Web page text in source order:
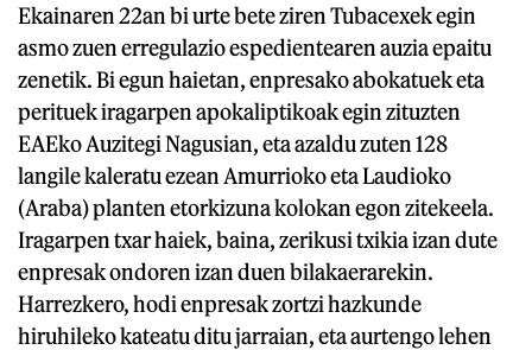
Ekainaren 22an bi urte bete ziren Tubacexek egin
asmo zuen erregulazio espedientearen auzia epaitu
zenetik. Bi egun haietan, enpresako abokatuek eta
perituek iragarpen apokaliptikoak egin zituzten
EAEko Auzitegi Nagusian, eta azaldu zuten 128
langile kaleratu ezean Amurrioko eta Laudioko
(Araba) planten etorkizuna kolokan egon zitekeela.
Iragarpen txar haiek, baina, zerikusi txikia izan dute
enpresak ondoren izan duen bilakaerarekin.
Harrezkero, hodi enpresak zortzi hazkunde
hiruhileko kateatu ditu jarraian, eta aurtengo lehen